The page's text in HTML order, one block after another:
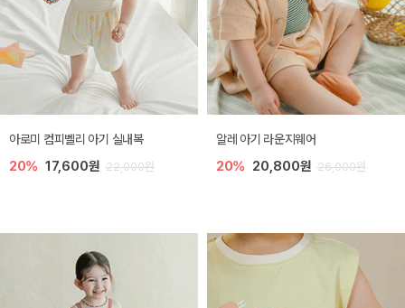
아로미 컴피벨리 아기 실내복
20% 17,600원 22,000원
알레 아기 라운지웨어
20% 20,800원 26,000원